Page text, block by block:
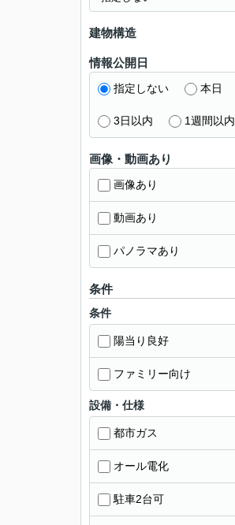
建物構造
情報公開日
指定しない 本日
3日以内 1週間以内
画像・動画あり
画像あり
動画あり
パノラマあり
条件
条件
陽当り良好
ファミリー向け
設備・仕様
都市ガス
オール電化
駐車2台可